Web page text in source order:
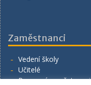
Zaměstnanci
Vedení školy
Učitelé
Provozní zaměstnanci